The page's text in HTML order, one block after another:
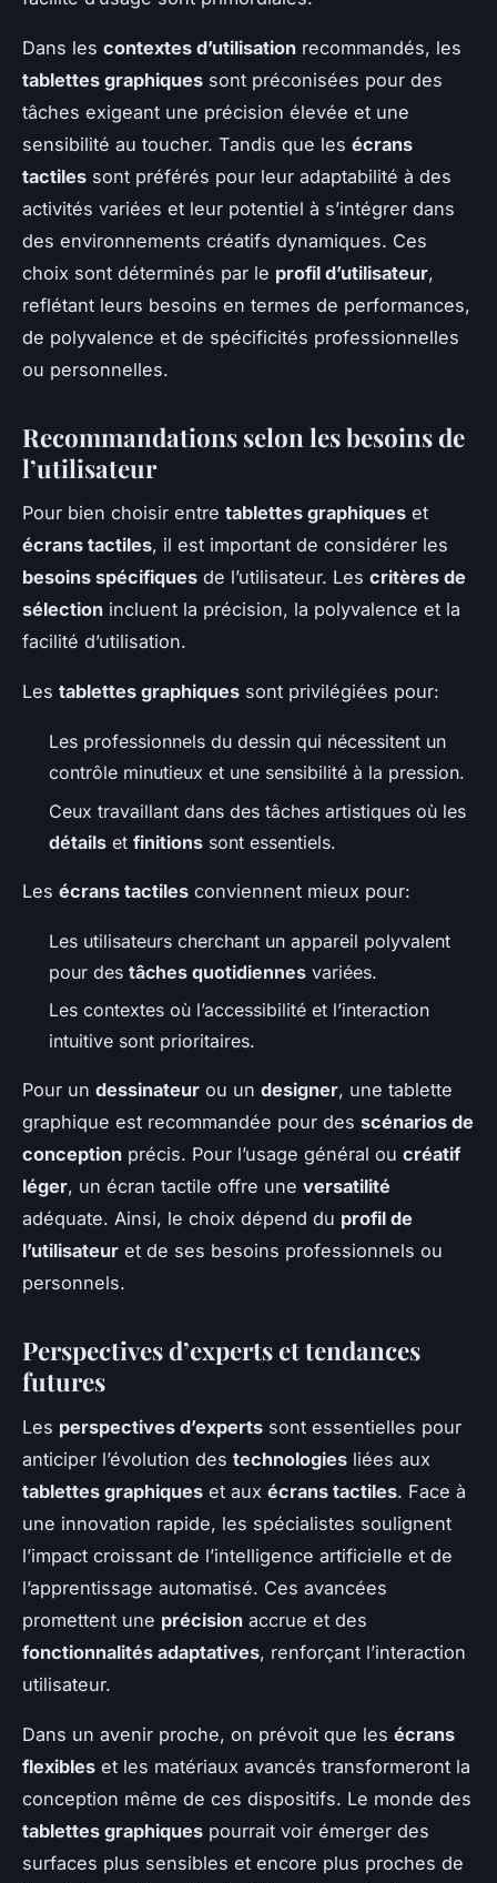
Dans les contextes d’utilisation recommandés, les
tablettes graphiques sont préconisées pour des
tâches exigeant une précision élevée et une
sensibilité au toucher. Tandis que les écrans
tactiles sont préférés pour leur adaptabilité à des
activités variées et leur potentiel à s’intégrer dans
des environnements créatifs dynamiques. Ces
choix sont déterminés par le profil d’utilisateur,
reflétant leurs besoins en termes de performances,
de polyvalence et de spécificités professionnelles
ou personnelles.
Recommandations selon les besoins de
l’utilisateur
Pour bien choisir entre tablettes graphiques et
écrans tactiles, il est important de considérer les
besoins spécifiques de l’utilisateur. Les critères de
sélection incluent la précision, la polyvalence et la
facilité d’utilisation.
Les tablettes graphiques sont privilégiées pour:
Les professionnels du dessin qui nécessitent un
contrôle minutieux et une sensibilité à la pression.
Ceux travaillant dans des tâches artistiques où les
détails et finitions sont essentiels.
Les écrans tactiles conviennent mieux pour:
Les utilisateurs cherchant un appareil polyvalent
pour des tâches quotidiennes variées.
Les contextes où l’accessibilité et l’interaction
intuitive sont prioritaires.
Pour un dessinateur ou un designer, une tablette
graphique est recommandée pour des scénarios de
conception précis. Pour l’usage général ou créatif
léger, un écran tactile offre une versatilité
adéquate. Ainsi, le choix dépend du profil de
l’utilisateur et de ses besoins professionnels ou
personnels.
Perspectives d’experts et tendances
futures
Les perspectives d’experts sont essentielles pour
anticiper l’évolution des technologies liées aux
tablettes graphiques et aux écrans tactiles. Face à
une innovation rapide, les spécialistes soulignent
l’impact croissant de l’intelligence artificielle et de
l’apprentissage automatisé. Ces avancées
promettent une précision accrue et des
fonctionnalités adaptatives, renforçant l’interaction
utilisateur.
Dans un avenir proche, on prévoit que les écrans
flexibles et les matériaux avancés transformeront la
conception même de ces dispositifs. Le monde des
tablettes graphiques pourrait voir émerger des
surfaces plus sensibles et encore plus proches de